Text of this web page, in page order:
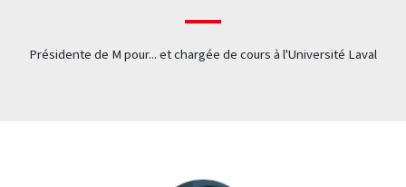
Présidente de M pour... et chargée de cours à l'Université Laval